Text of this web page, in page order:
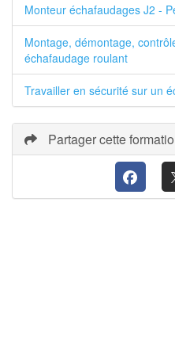
Monteur échafaudages J2 -
Montage, démontage,
échafaudage roulant
Travailler en sécurité sur un
Partager cette